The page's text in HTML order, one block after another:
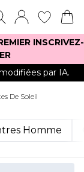
INSCRIVEZ-
par IA.
De Soleil
Homme